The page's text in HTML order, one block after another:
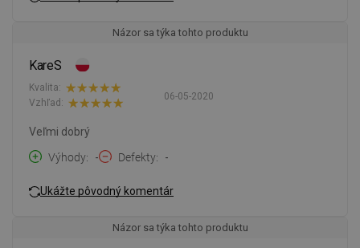
Názor sa týka tohto produktu
KareS
06-05-2020
Kvalita:
Vzhľad:
Veľmi dobrý
Výhody
- Defekty -
Ukážte pôvodný komentár
Názor sa týka tohto produktu